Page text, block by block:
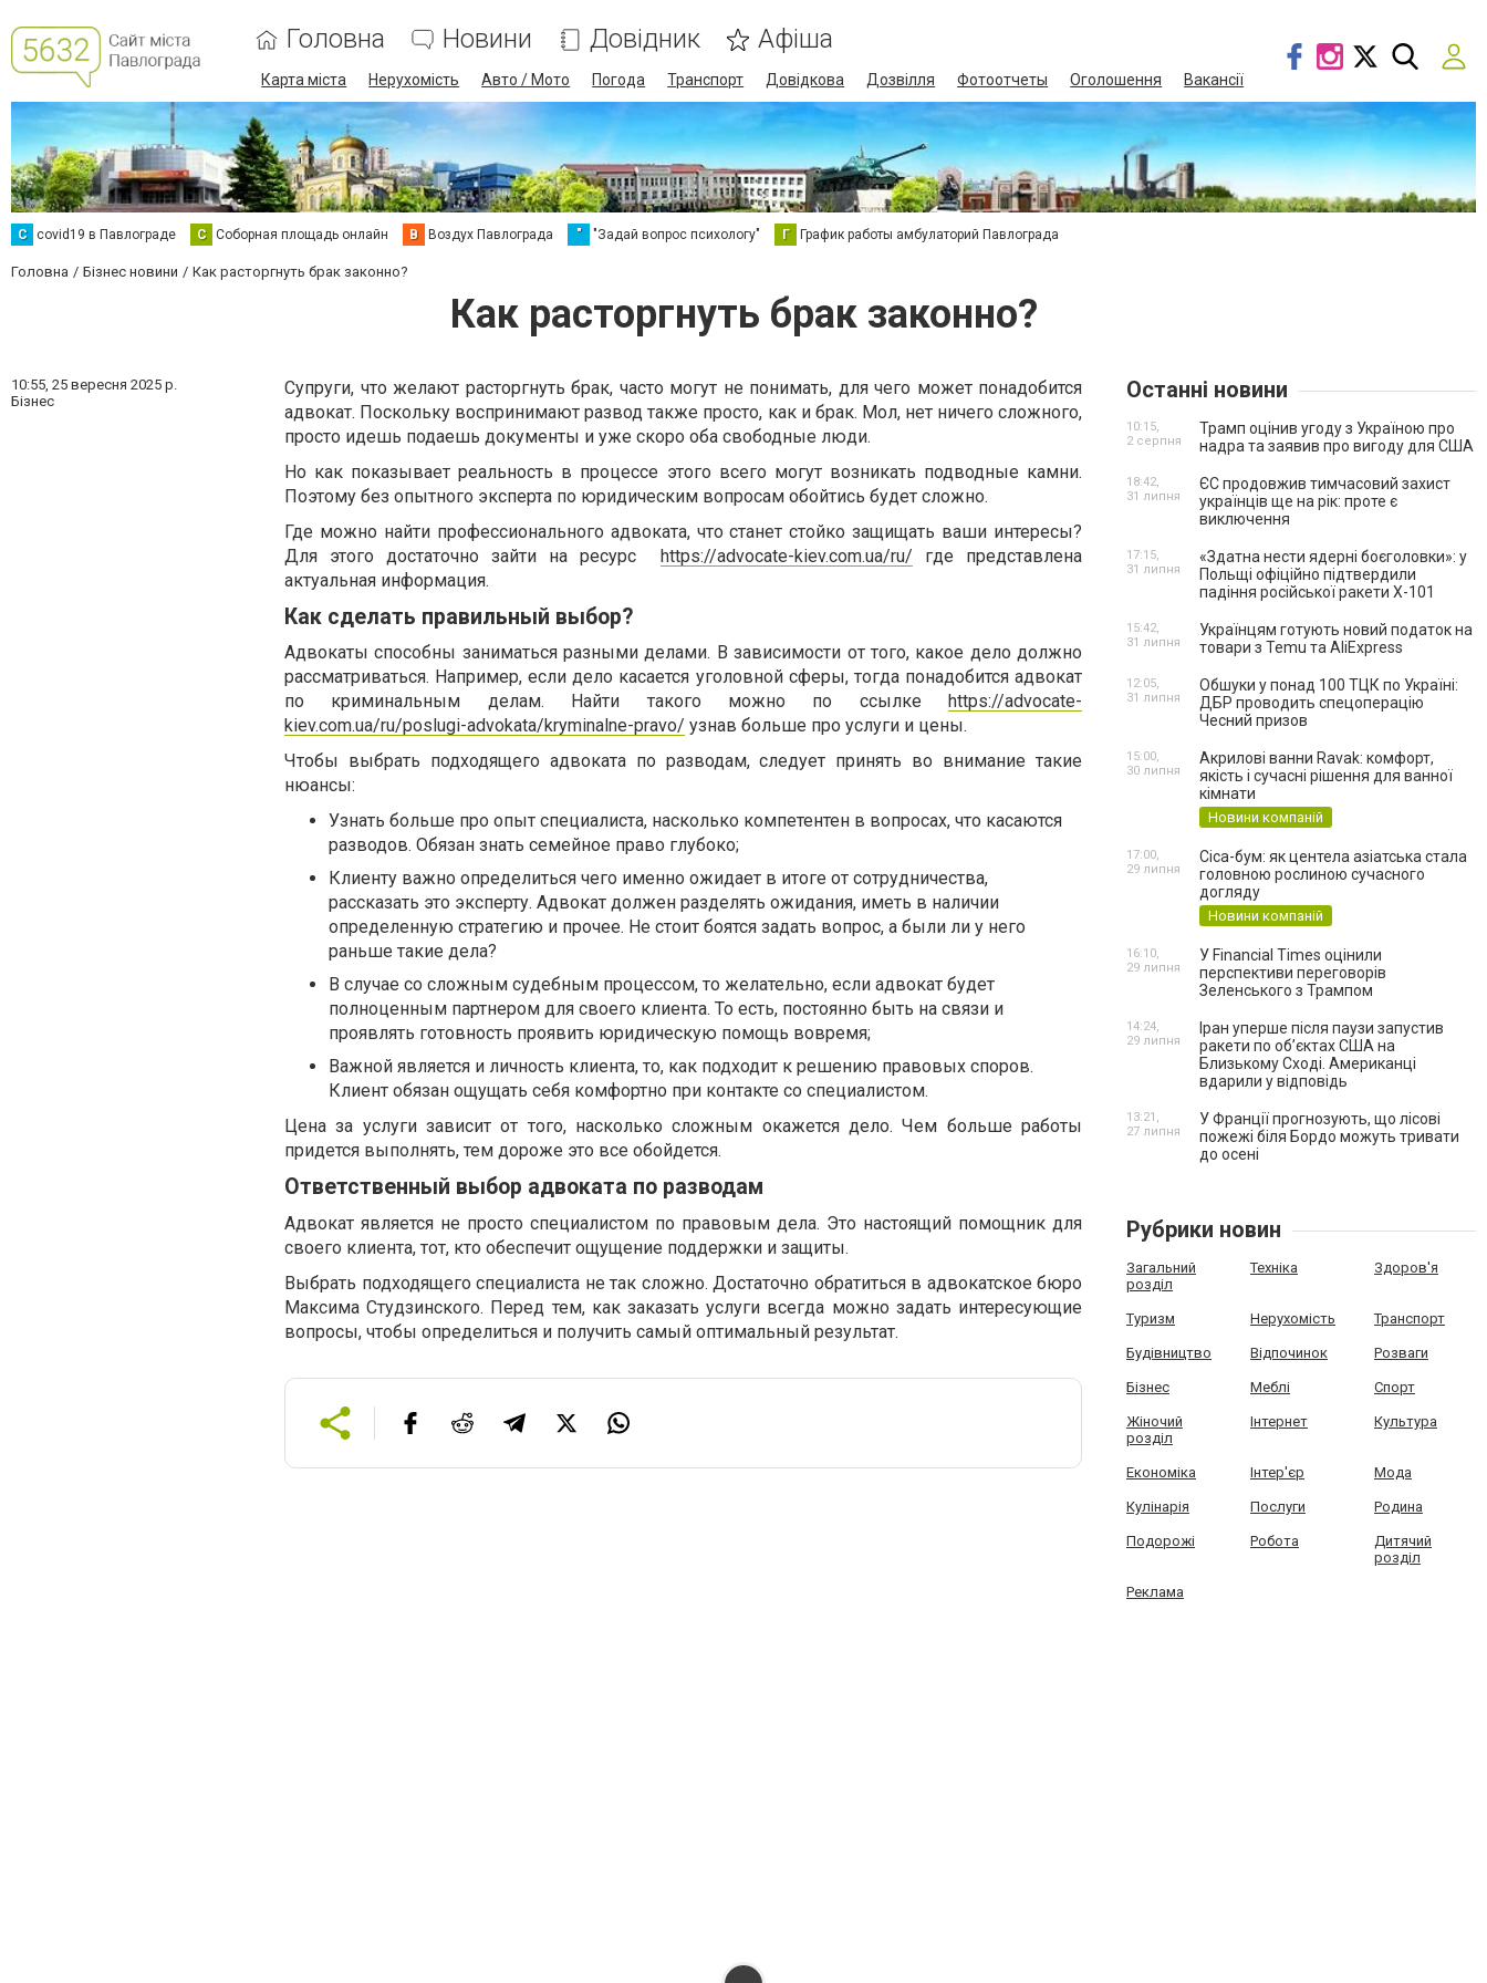
Головна Новини Довідник Афіша
Карта міста Нерухомість Авто / Мото Погода Транспорт Довідкова Дозвілля Фотоотчеты Оголошення Вакансії
C covid19 в Павлограде С Соборная площадь онлайн В Воздух Павлограда " "Задай вопрос психологу" Г График работы амбулаторий Павлограда
Головна Бізнес новини Как расторгнуть брак законно?
Как расторгнуть брак законно?
10:55, 25 вересня 2025 р.
Бізнес
Супруги, что желают расторгнуть брак, часто могут не понимать, для чего может понадобится
адвокат. Поскольку воспринимают развод также просто, как и брак. Мол, нет ничего сложного,
просто идешь подаешь документы и уже скоро оба свободные люди.
Но как показывает реальность в процессе этого всего могут возникать подводные камни.
Поэтому без опытного эксперта по юридическим вопросам обойтись будет сложно.
Где можно найти профессионального адвоката, что станет стойко защищать ваши интересы?
Для этого достаточно зайти на ресурс
https://advocate-kiev.com.ua/ru/ где представлена
актуальная информация.
Как сделать правильный выбор?
Адвокаты способны заниматься разными делами. В зависимости от того, какое дело должно
рассматриваться. Например, если дело касается уголовной сферы, тогда понадобится адвокат
по криминальным делам. Найти такого можно по ссылке https://advocate-
kiev.com.ua/ru/poslugi-advokata/kryminalne-pravo/ узнав больше про услуги и цены.
Чтобы выбрать подходящего адвоката по разводам, следует принять во внимание такие
нюансы:
Узнать больше про опыт специалиста, насколько компетентен в вопросах, что касаются
разводов. Обязан знать семейное право глубоко;
Клиенту важно определиться чего именно ожидает в итоге от сотрудничества,
рассказать это эксперту. Адвокат должен разделять ожидания, иметь в наличии
определенную стратегию и прочее. Не стоит боятся задать вопрос, а были ли у него
раньше такие дела?
В случае со сложным судебным процессом, то желательно, если адвокат будет
полноценным партнером для своего клиента. То есть, постоянно быть на связи и
проявлять готовность проявить юридическую помощь вовремя;
Важной является и личность клиента, то, как подходит к решению правовых споров.
Клиент обязан ощущать себя комфортно при контакте со специалистом.
Цена за услуги зависит от того, насколько сложным окажется дело. Чем больше работы
придется выполнять, тем дороже это все обойдется.
Ответственный выбор адвоката по разводам
Адвокат является не просто специалистом по правовым дела. Это настоящий помощник для
своего клиента, тот, кто обеспечит ощущение поддержки и защиты.
Выбрать подходящего специалиста не так сложно. Достаточно обратиться в адвокатское бюро
Максима Студзинского. Перед тем, как заказать услуги всегда можно задать интересующие
вопросы, чтобы определиться и получить самый оптимальный результат.
Останні новини
Трамп оцінив угоду з Україною про
надра та заявив про вигоду для США
10:15,
2 серпня
ЄС продовжив тимчасовий захист
українців ще на рік: проте є
виключення
18:42,
31 липня
«Здатна нести ядерні боєголовки»: у
Польщі офіційно підтвердили
падіння російської ракети Х-101
17:15,
31 липня
Українцям готують новий податок на
товари з Temu та AliExpress
15:42,
31 липня
Обшуки у понад 100 ТЦК по Україні:
ДБР проводить спецоперацію
Чесний призов
12:05,
31 липня
Акрилові ванни Ravak: комфорт,
якість і сучасні рішення для ванної
кімнати
Новини компаній
15:00,
30 липня
Cica-бум: як центела азіатська стала
головною рослиною сучасного
догляду
Новини компаній
17:00,
29 липня
У Financial Times оцінили
перспективи переговорів
Зеленського з Трампом
16:10,
29 липня
Іран уперше після паузи запустив
ракети по обʼєктах США на
Близькому Сході. Американці
вдарили у відповідь
14:24,
29 липня
У Франції прогнозують, що лісові
пожежі біля Бордо можуть тривати
до осені
13:21,
27 липня
Рубрики новин
Загальний
розділ
Техніка Здоров'я
Туризм Нерухомість Транспорт
Будівництво Відпочинок Розваги
Бізнес Меблі Спорт
Жіночий
розділ
Інтернет Культура
Економіка Інтер'єр Мода
Кулінарія Послуги Родина
Подорожі Робота
Дитячий
розділ
Реклама